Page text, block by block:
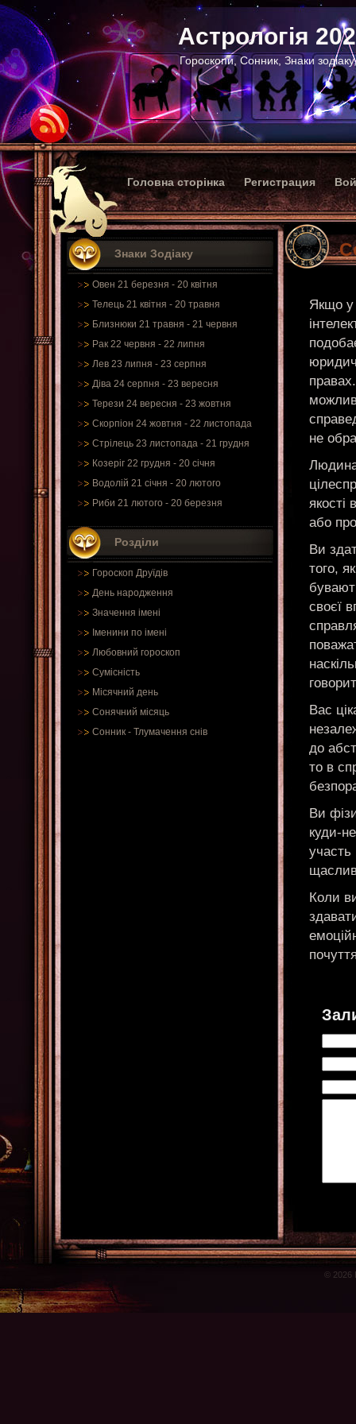
Астрологія
Гороскопи, Сонник, Знаки
Головна сторінка Регистрация
Знаки Зодіаку
Овен 21 березня - 20 квітня
Телець 21 квітня - 20 травня
Близнюки 21 травня - 21 червня
Рак 22 червня - 22 липня
Лев 23 липня - 23 серпня
Діва 24 серпня - 23 вересня
Терези 24 вересня - 23 жовтня
Скорпіон 24 жовтня - 22 листопада
Стрілець 23 листопада - 21 грудня
Козеріг 22 грудня - 20 січня
Водолій 21 січня - 20 лютого
Риби 21 лютого - 20 березня
Розділи
Гороскоп Друїдів
День народження
Значення імені
Іменини по імені
Любовний гороскоп
Сумісність
Місячний день
Сонячний місяць
Сонник - Тлумачення снів
Якщо у
не
якості
або
Ви
того,
своєї
Вас
до
то в
Ви
куди-
участь
Коли
© 2026